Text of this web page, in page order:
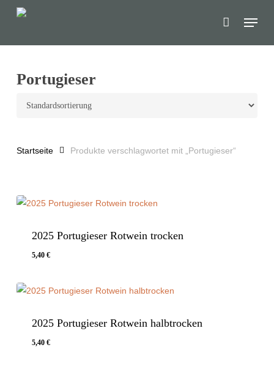
Menu
Portugieser
Startseite Produkte verschlagwortet mit „Portugieser“
2025 Portugieser Rotwein trocken
5,40 €
2025 Portugieser Rotwein halbtrocken
5,40 €